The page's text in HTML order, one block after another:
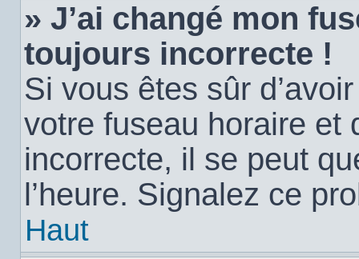
» J’ai changé mon
toujours incorrecte !
Si vous êtes sûr
votre fuseau horaire et
incorrecte, il se peut
l’heure. Signalez ce
Haut